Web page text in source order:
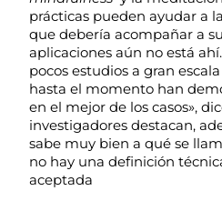
prácticas pueden ayudar a
que debería acompañar a
aplicaciones aún no está
pocos estudios a gran
hasta el momento han
en el mejor de los casos»,
investigadores destacan,
sabe muy bien a qué se
no hay una definición
aceptada